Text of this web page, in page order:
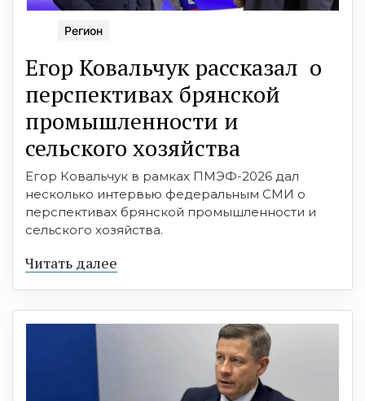
Регион
Егор Ковальчук рассказал о
перспективах брянской
промышленности и
сельского хозяйства
Егор Ковальчук в рамках ПМЭФ-2026 дал
несколько интервью федеральным СМИ о
перспективах брянской промышленности и
сельского хозяйства.
Читать далее